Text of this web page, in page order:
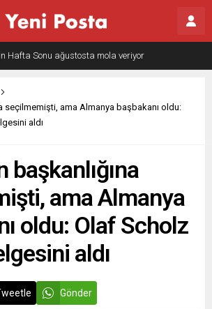
geleceği: Teknokratik kontrol mü, kolonializm mi?
seçilmemişti, ama Almanya başbakanı oldu:
aldı
başkanlığına
ama Almanya
oldu: Olaf Scholz
aldı
Gönder